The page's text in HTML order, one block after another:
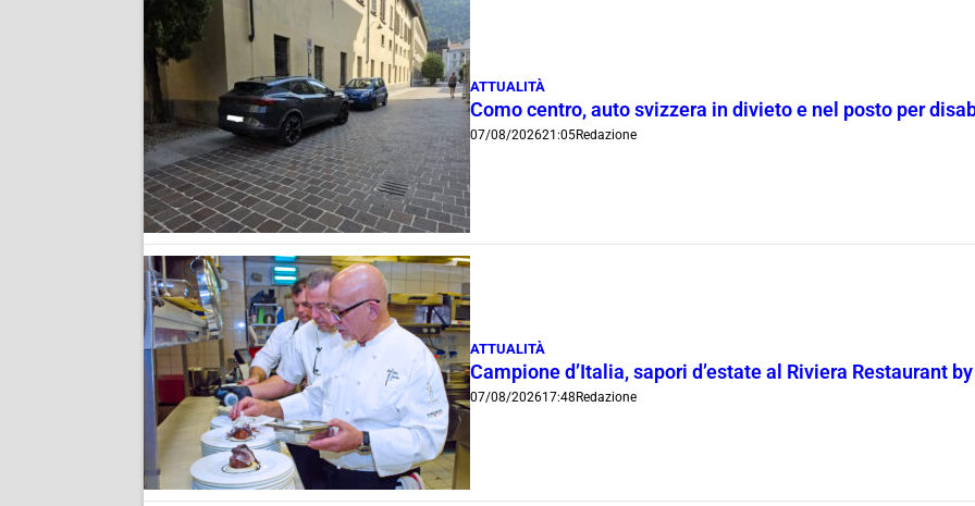
ATTUALITÀ
Como centro, auto svizzera in divieto e nel posto per
07/08/202621:05Redazione
ATTUALITÀ
Campione d’Italia, sapori d’estate al Riviera Restaurant
07/08/202617:48 Redazione